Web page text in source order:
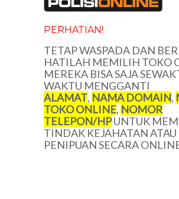
PERHATIAN!
TETAP WASPADA DAN
HATILAH MEMILIH TOKO
MEREKA BISA SAJA
WAKTU MENGGANTI
ALAMAT, NAMA DOMAIN,
TOKO ONLINE, NOMOR
TELEPON/HPUNTUK
TINDAK KEJAHATAN
PENIPUAN SECARA